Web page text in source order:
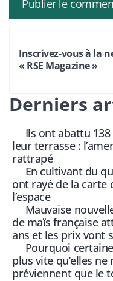
Inscrivez-vous à la
« RSE Magazine »
Derniers
Ils ont abattu
leur terrasse :
rattrapé
En cultivant du
ont rayé de la carte
l’espace
Mauvaise
de maïs française
ans et les prix vont
Pourquoi
plus vite qu’elles
préviennent que le